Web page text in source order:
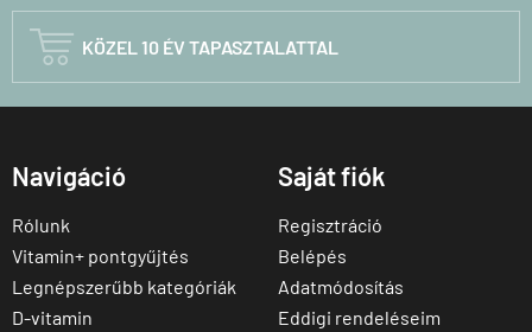
 KÖZEL 10 ÉV TAPASZTALATTAL
Navigáció
Rólunk
Vitamin+ pontgyűjtés
Legnépszerűbb kategóriák
D-vitamin
Saját fiók
Regisztráció
Belépés
Adatmódosítás
Eddigi rendeléseim